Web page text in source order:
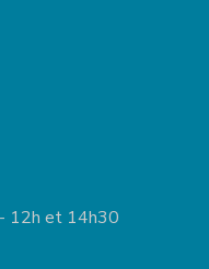
12h et 14h30